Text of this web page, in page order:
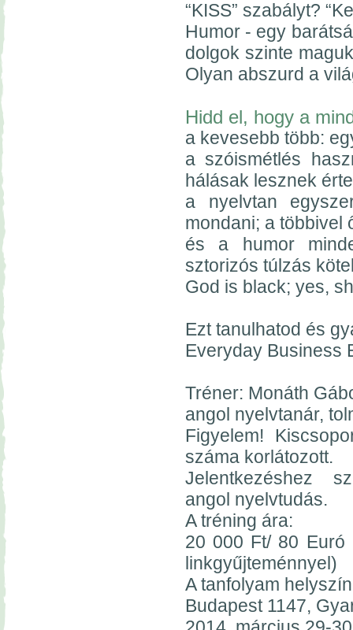
“KISS” szabályt?
Humor - egy
dolgok szinte
Olyan abszurd a
Hidd el, hogy a
a kevesebb több:
a szóismétlés
hálásak lesznek
a nyelvtan
mondani; a többivel
és a humor
sztorizós túlzás
God is black; yes,
Ezt tanulhatod és
Everyday Business
Tréner: Monáth
angol nyelvtanár,
Figyelem!
száma korlátozott.
Jelentkezéshez
angol nyelvtudás.
A tréning ára:
20 000 Ft/ 80 Euró
linkgyűjteménnyel)
A tanfolyam
Budapest 1147,